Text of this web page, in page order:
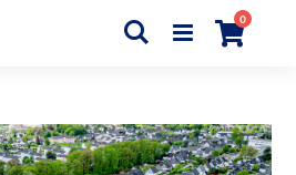
Cart
0Artikel
Search